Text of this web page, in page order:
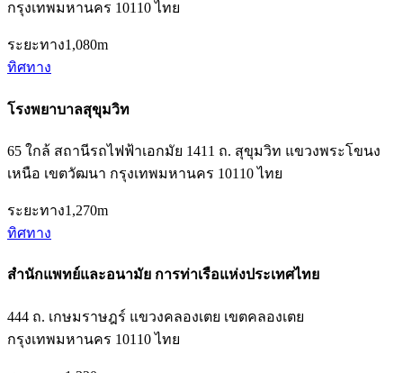
กรุงเทพมหานคร 10110 ไทย
ระยะทาง1,080m
ทิศทาง
โรงพยาบาลสุขุมวิท
65 ใกล้ สถานีรถไฟฟ้าเอกมัย 1411 ถ. สุขุมวิท แขวงพระโขนง
เหนือ เขตวัฒนา กรุงเทพมหานคร 10110 ไทย
ระยะทาง1,270m
ทิศทาง
สำนักแพทย์และอนามัย การท่าเรือแห่งประเทศไทย
444 ถ. เกษมราษฎร์ แขวงคลองเตย เขตคลองเตย
กรุงเทพมหานคร 10110 ไทย